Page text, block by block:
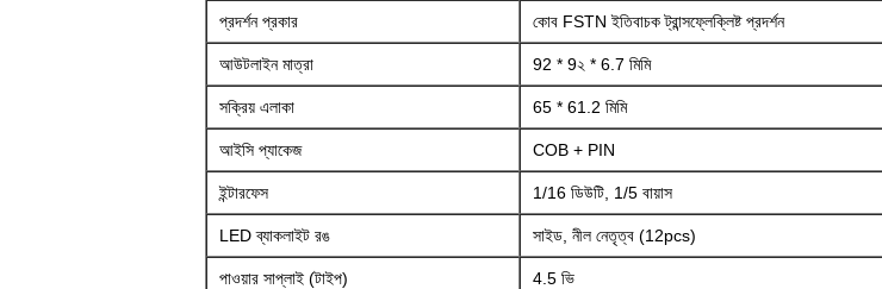
প্রদর্শন প্রকার
কোব FSTN ইতিবাচক ট্রান্সফ্লেক্লিষ্ট প্রদর্শন
আউটলাইন মাত্রা 92 * 9২ * 6.7 মিমি
সক্রিয় এলাকা 65 * 61.2 মিমি
আইসি প্যাকেজ COB + PIN
ইন্টারফেস 1/16 ডিউটি, 1/5 বায়াস
LED ব্যাকলাইট রঙ সাইড, নীল নেতৃত্ব (12pcs)
পাওয়ার সাপ্লাই (টাইপ) 4.5 ভি